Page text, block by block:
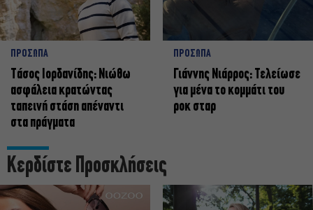
ΠΡΟΣΩΠΑ
Tάσος Ιορδανίδης: Νιώθω
ασφάλεια κρατώντας
ταπεινή στάση απέναντι
στα πράγματα
ΠΡΟΣΩΠΑ
Γιάννης Νιάρρος: Τελείωσε
για μένα το κομμάτι του
ροκ σταρ
Κερδίστε Προσκλήσεις